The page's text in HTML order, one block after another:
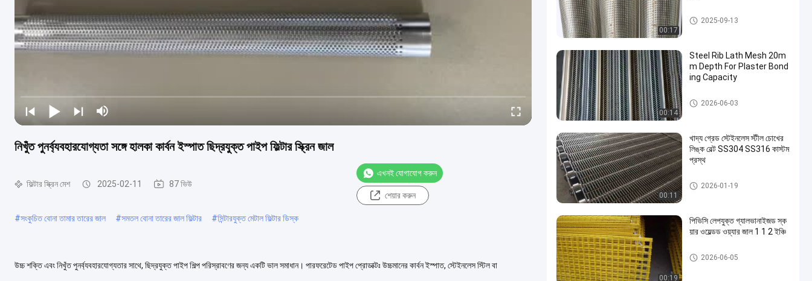
নিখুঁত পুনর্ব্যবহারযোগ্যতা সঙ্গে হালকা কার্বন ইস্পাত ছিদ্রযুক্ত পাইপ ফিল্টার স্ক্রিন জাল
ফিল্টার স্ক্রিন মেশ 2025-02-11 87 ভিউ
এখনই যোগাযোগ করুন
শেয়ার করুন
#সংকুচিত বোনা তামার তারের জাল #সমতল বোনা তারের জাল ফিল্টার #সিন্টারযুক্ত মেটাল ফিল্টার ডিস্ক
উচ্চ শক্তি এবং নিখুঁত পুনর্ব্যবহারযোগ্যতার সাথে, ছিদ্রযুক্ত পাইপ শিল্প পরিস্রাবণের জন্য একটি ভাল সমাধান। পারফরেটেড পাইপ প্রোডাক্টঃ উচ্চমানের কার্বন ইস্পাত, স্টেইনলেস স্টিল বা
00:17
ফিল্টার স্ক্রিন মেশ
2025-09-13
00:14
Steel Rib Lath Mesh 20m
m Depth For Plaster Bond
ing Capacity
প্রসারিত ধাতু তারের জাল
2026-06-03
00:11
খাদ্য গ্রেড স্টেইনলেস স্টীল চোখের
লিঙ্ক বেল্ট SS304 SS316 কাস্টম
প্রস্থ
ধাতু পরিবাহক বেল্ট
2026-01-19
00:19
পিভিসি লেপযুক্ত গ্যালভানাইজড স্ক
য়ার ওয়েল্ডড ওয়্যার জাল 1 1 2 ইঞ্চি
ঝালাই তারের জাল
2026-06-05